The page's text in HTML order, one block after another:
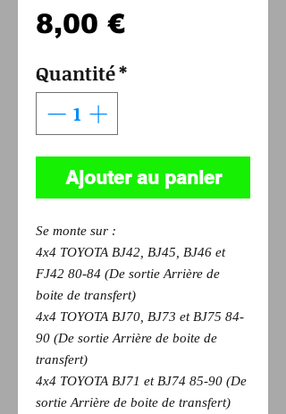
8,00 €Prix
Quantité*
Ajouter au panier
Se monte sur :
4x4 TOYOTA BJ42, BJ45, BJ46 et
FJ42 80-84 (De sortie Arrière de
boite de transfert)
4x4 TOYOTA BJ70, BJ73 et BJ75 84-
90 (De sortie Arrière de boite de
transfert)
4x4 TOYOTA BJ71 et BJ74 85-90 (De
sortie Arrière de boite de transfert)